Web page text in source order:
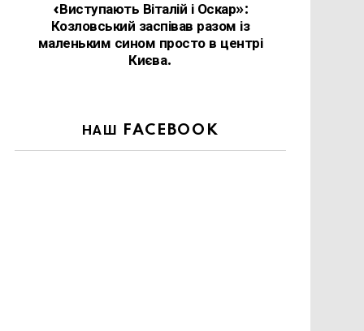
«Виступають Віталій і Оскар»:
Козловський заспівав разом із
маленьким сином просто в центрі
Києва.
НАШ FACEBOOK